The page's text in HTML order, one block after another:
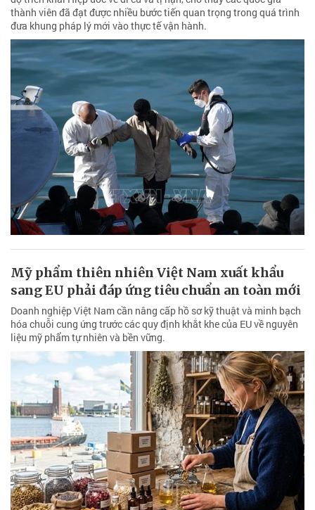
thành viên đã đạt được nhiều bước tiến quan trọng trong quá trình
đưa khung pháp lý mới vào thực tế vận hành.
Mỹ phẩm thiên nhiên Việt Nam xuất khẩu
sang EU phải đáp ứng tiêu chuẩn an toàn mới
Doanh nghiệp Việt Nam cần nâng cấp hồ sơ kỹ thuật và minh bạch
hóa chuỗi cung ứng trước các quy định khắt khe của EU về nguyên
liệu mỹ phẩm tự nhiên và bền vững.